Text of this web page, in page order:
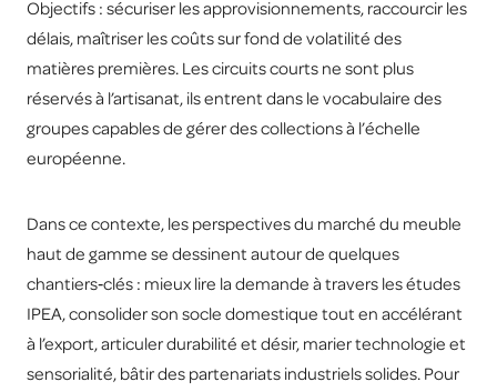
Objectifs : sécuriser les approvisionnements, raccourcir les
délais, maîtriser les coûts sur fond de volatilité des
matières premières. Les circuits courts ne sont plus
réservés à l’artisanat, ils entrent dans le vocabulaire des
groupes capables de gérer des collections à l’échelle
européenne.
Dans ce contexte, les perspectives du marché du meuble
haut de gamme se dessinent autour de quelques
chantiers‑clés : mieux lire la demande à travers les études
IPEA, consolider son socle domestique tout en accélérant
à l’export, articuler durabilité et désir, marier technologie et
sensorialité, bâtir des partenariats industriels solides. Pour